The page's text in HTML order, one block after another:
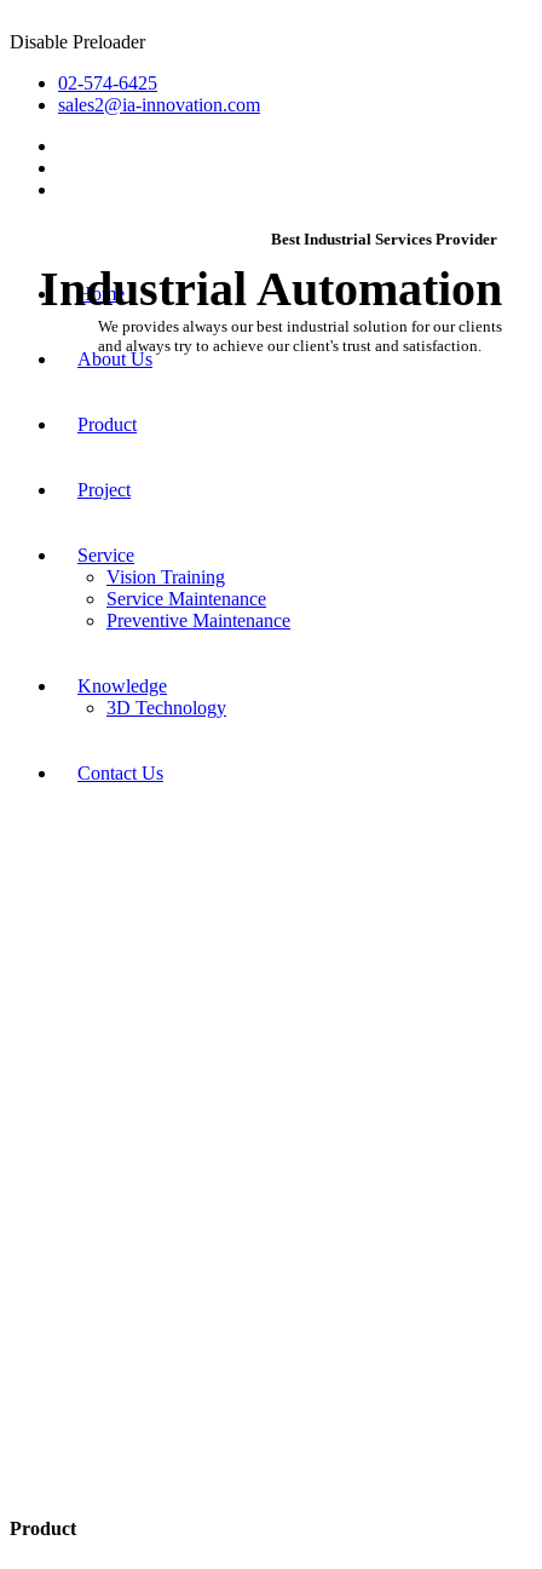
Disable Preloader
02-574-6425
sales2@ia-innovation.com
Home
About Us
Product
Project
Service
Vision Training
Service Maintenance
Preventive Maintenance
Knowledge
3D Technology
Contact Us
Best Industrial Services Provider
IndustrialAutomation
We provides always our best industrial solution for our clients
and always try to achieve our client's trust and satisfaction.
Product